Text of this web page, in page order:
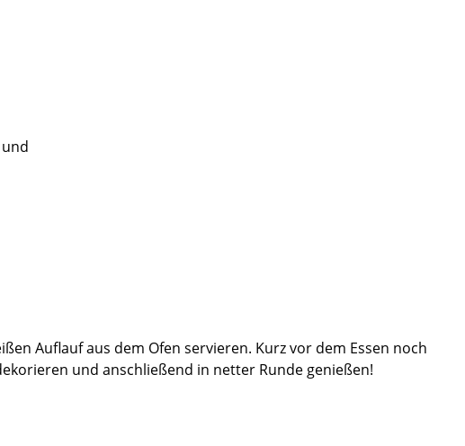
Auflauf aus dem Ofen servieren. Kurz vor dem Essen noch
und anschließend in netter Runde genießen!